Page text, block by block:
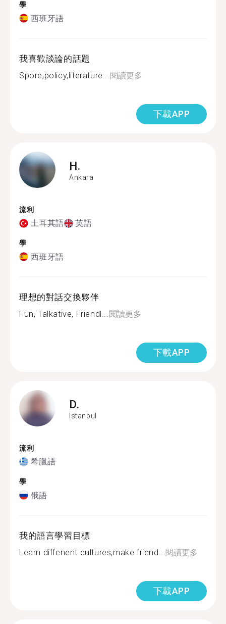
學
西班牙語
我喜歡談論的話題
Spore,policy,literature... 閱讀更多
下載APP
H.
Ankara
流利
土耳其語 英語
學
西班牙語
理想的對話交換夥伴
Fun, Talkative, Friendl... 閱讀更多
下載APP
D.
Istanbul
流利
希臘語
學
俄語
我的語言學習目標
Learn diffenent cultures,make friend... 閱讀更多
下載APP